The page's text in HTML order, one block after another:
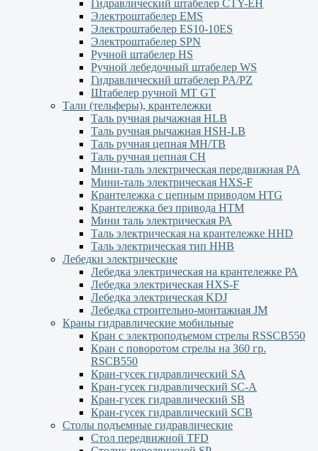
Гидравлический штабелер CTY-EH
Электроштабелер EMS
Электроштабелер ES10-10ES
Электроштабелер SPN
Ручной штабелер HS
Ручной лебедочный штабелер WS
Гидравлический штабелер PA/PZ
Штабелер ручной MT GT
Тали (тельферы), крантележки
Таль ручная рычажная HLB
Таль ручная рычажная HSH-LB
Таль ручная цепная MH/TB
Таль ручная цепная СН
Мини-таль электрическая передвижная PA
Мини-таль электрическая HXS-F
Крантележка с цепным приводом HTG
Крантележка без привода HTM
Мини таль электрическая РА
Таль электрическая на крантележке HHD
Таль электрическая тип HHB
Лебедки электрические
Лебедка электрическая на крантележке РА
Лебедка электрическая HXS-F
Лебедка электрическая KDJ
Лебедка строительно-монтажная JM
Краны гидравлические мобильные
Кран с электроподъемом стрелы RSSCB550
Кран с поворотом стрелы на 360 гр.
RSCB550
Кран-гусек гидравлический SA
Кран-гусек гидравлический SC-A
Кран-гусек гидравлический SB
Кран-гусек гидравлический SCB
Столы подъемные гидравлические
Стол передвижной TFD